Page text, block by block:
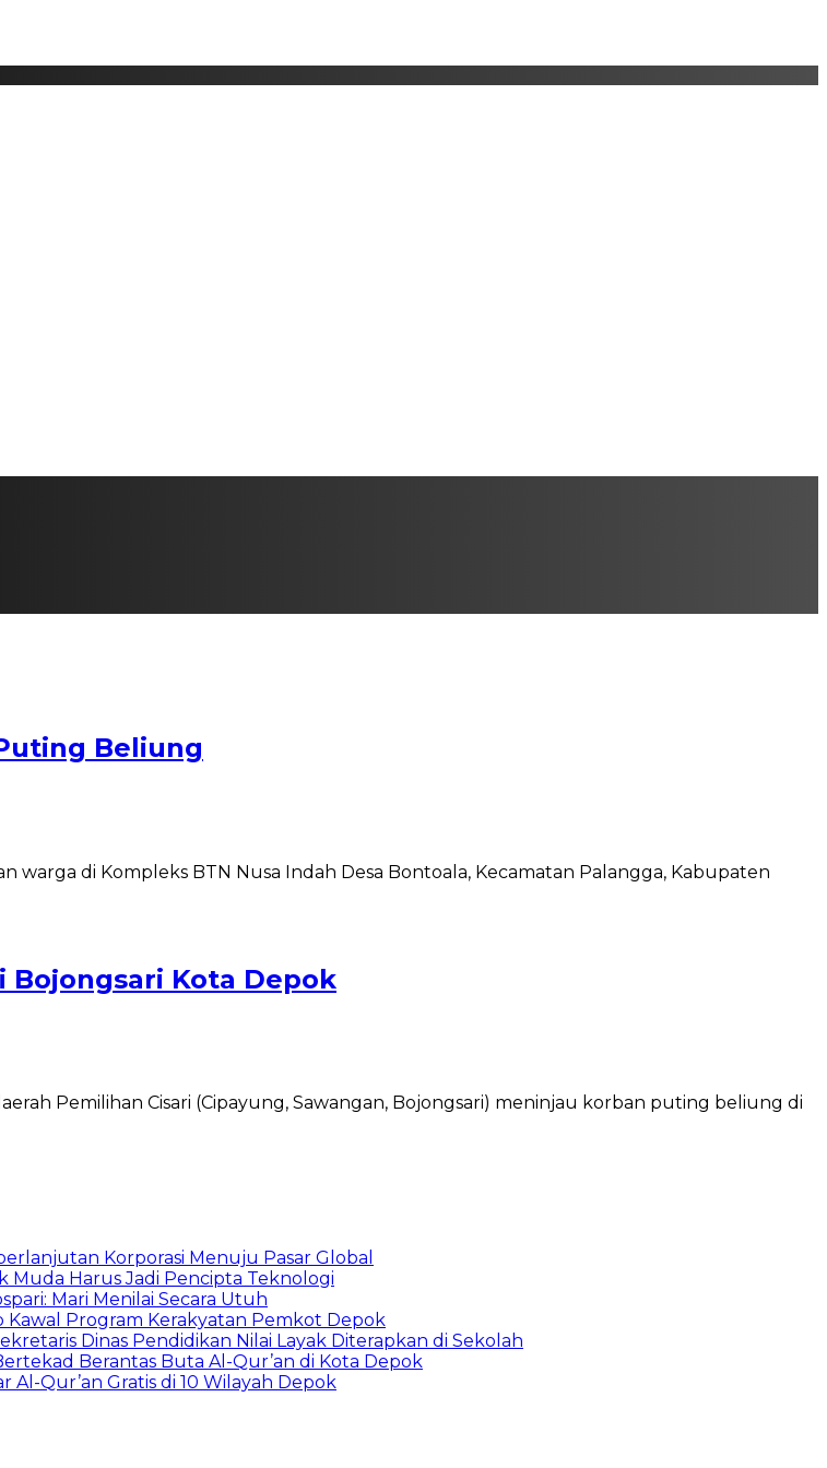
Beliung
di Kompleks BTN Nusa Indah Desa Bontoala, Kecamatan Palangga, Kabupaten
Kota Depok
Pemilihan Cisari (Cipayung, Sawangan, Bojongsari) meninjau korban puting beliung di
Korporasi Menuju Pasar Global
Muda Harus Jadi Pencipta Teknologi
Mari Menilai Secara Utuh
Kawal Program Kerakyatan Pemkot Depok
Dinas Pendidikan Nilai Layak Diterapkan di Sekolah
Berantas Buta Al-Qur’an di Kota Depok
Al-Qur’an Gratis di 10 Wilayah Depok